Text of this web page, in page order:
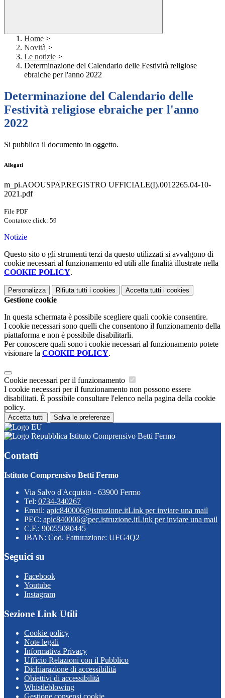
Home >
Novità >
Le notizie >
Determinazione del Calendario delle Festività religiose
ebraiche per l'anno 2022
Determinazione del Calendario delle
Festività religiose ebraiche per l'anno
2022
Si pubblica il documento in oggetto.
Allegati
m_pi.AOOUSPAP.REGISTRO UFFICIALE(I).0012265.04-10-
2021.pdf
File PDF
Contatore click: 59
Notizie
Questo sito o gli strumenti terzi da questo utilizzati si avvalgono di
cookie necessari al funzionamento ed utili alle finalità illustrate nella
COOKIE POLICY.
Personalizza Rifiuta tutti i cookies Accetta tutti i cookies
Gestione cookie
In questa schermata è possibile scegliere quali cookie consentire.
I cookie necessari sono quelli che consentono il funzionamento della
piattaforma e non è possibile disabilitarli.
Per conoscere quali sono i cookie necessari al funzionamento potete
visionare la COOKIE POLICY.
Cookie necessari per il funzionamento
I cookie necessari per il funzionamento non possono essere
disabilitati. È possibile consultare l'elenco nella pagina della cookie
policy.
Accetta tutti Salva le preferenze
Istituto Comprensivo Betti Fermo
Contatti
Istituto Comprensivo Betti Fermo
Via Salvo d'Acquisto - 63900 Fermo
Tel: 0734-340267
Email: apic840006@istruzione.itLink per inviare una mail
PEC: apic840006@pec.istruzione.itLink per inviare una mail
C.F.: 90055080445
IBAN: Cod. Fatturazione: UFG4Q2
Seguici su
Facebook
Youtube
Instagram
Sezione Link Utili
Cookie policy
Note legali
Informativa Privacy
Ufficio Relazioni con il Pubblico
Dichiarazione di accessibilità
Obiettivi di accessibilità
Whistleblowing